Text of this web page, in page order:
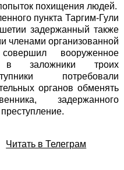
похищения людей.
пункта Таргим-Гули
задержанный также
членами организованной
вооруженное
заложники троих
потребовали
органов обменять
задержанного
Читать в Телеграм